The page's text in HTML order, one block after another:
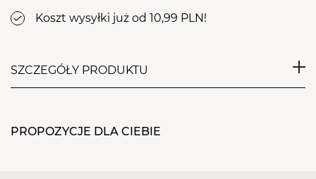
Koszt wysyłki już od 10,99 PLN!
SZCZEGÓŁY PRODUKTU
przyczepność do płytki paznokcia, a odpowiednia
PROPOZYCJE DLA CIEBIE